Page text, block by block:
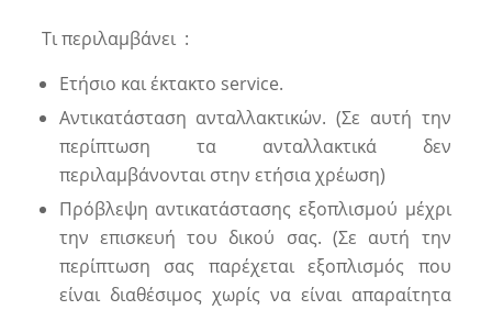
Τι περιλαμβάνει :
Ετήσιο και έκτακτο service.
Αντικατάσταση ανταλλακτικών. (Σε αυτή την
περίπτωση τα ανταλλακτικά δεν
περιλαμβάνονται στην ετήσια χρέωση)
Πρόβλεψη αντικατάστασης εξοπλισμού μέχρι
την επισκευή του δικού σας. (Σε αυτή την
περίπτωση σας παρέχεται εξοπλισμός που
είναι διαθέσιμος χωρίς να είναι απαραίτητα